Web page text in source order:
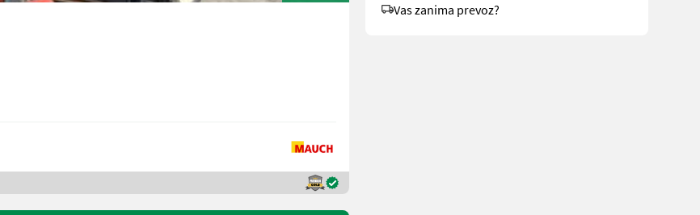
Vas zanima prevoz?
Vogel&Noot Leitungen für Drill & Fiona